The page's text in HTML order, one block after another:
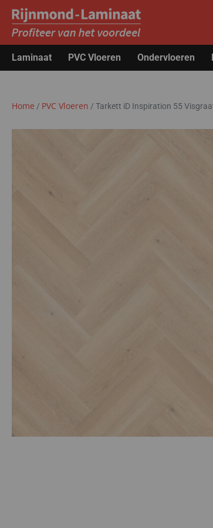
Laminaat PVC Vloeren Ondervloeren
Home / PVC Vloeren / Tarkett iD Inspiration 55